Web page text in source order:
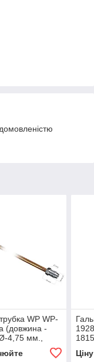
WP WP-
(довжина -
4,75 мм.,